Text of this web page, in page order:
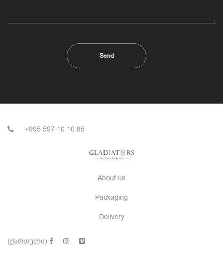
+995 597 10 10 85
About us
Packaging
Delivery
(ქართული)